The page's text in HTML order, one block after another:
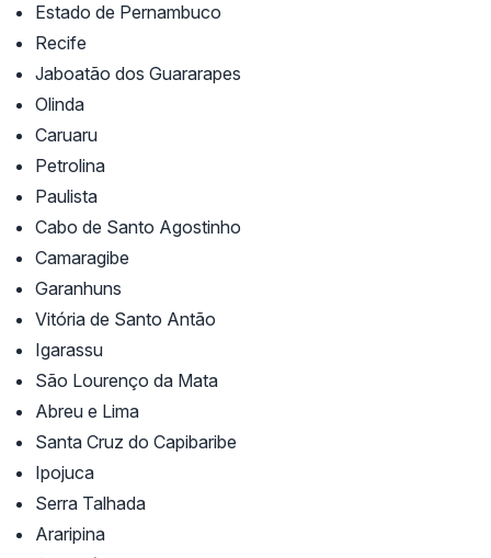
Estado de Pernambuco
Recife
Jaboatão dos Guararapes
Olinda
Caruaru
Petrolina
Paulista
Cabo de Santo Agostinho
Camaragibe
Garanhuns
Vitória de Santo Antão
Igarassu
São Lourenço da Mata
Abreu e Lima
Santa Cruz do Capibaribe
Ipojuca
Serra Talhada
Araripina